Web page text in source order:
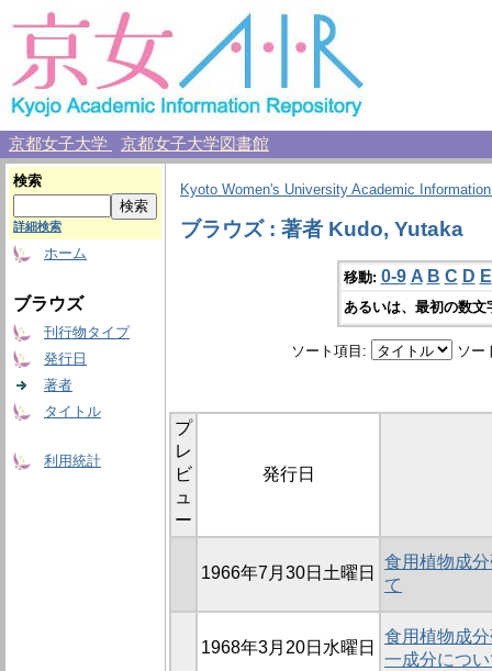
京都女子大学 京都女子大学図書館
検索
詳細検索
ホーム
ブラウズ
刊行物タイプ
発行日
著者
タイトル
利用統計
Kyoto Women's University Academic
ブラウズ : 著者 Kudo, Yutaka
移動: 0-9 A B C D E
あるいは、最初の数
ソート項目: ソー
プ
レ
ビ
ュ
ー
発行日
1966年7月30日土曜日
食用植物成
て
1968年3月20日水曜日
食用植物成
一成分につ